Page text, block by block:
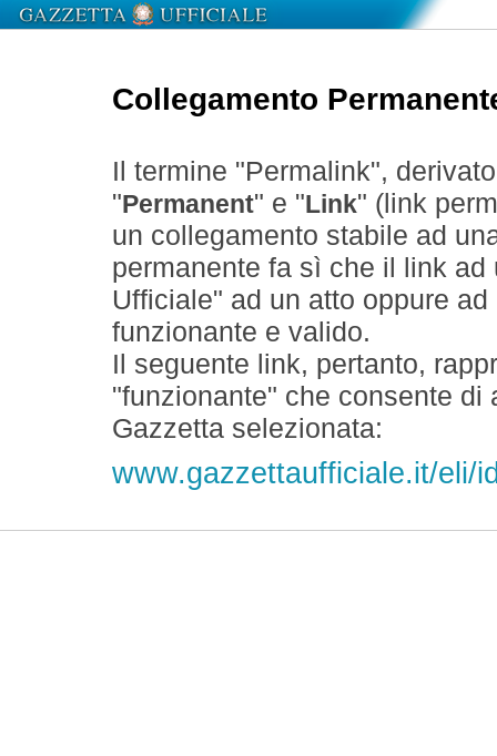
Collegamento
Il termine "Permalink",
" Permanent" e " Link" (link
un collegamento stabile ad
permanente fa sì che il link
Ufficiale" ad un atto oppure
funzionante e valido.
Il seguente link, pertanto,
"funzionante" che consente
Gazzetta selezionata:
www.gazzettaufficiale.it/eli/